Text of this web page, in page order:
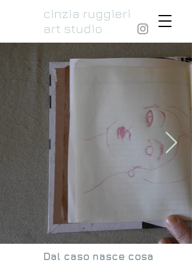
cinzia ruggieri
art studio
Dal caso nasce cosa